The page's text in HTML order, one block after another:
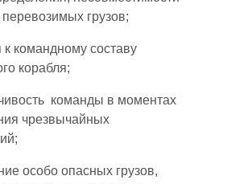
перевозимых грузов;
к командному составу
корабля;
команды в моментах
чрезвычайных
особо опасных грузов,